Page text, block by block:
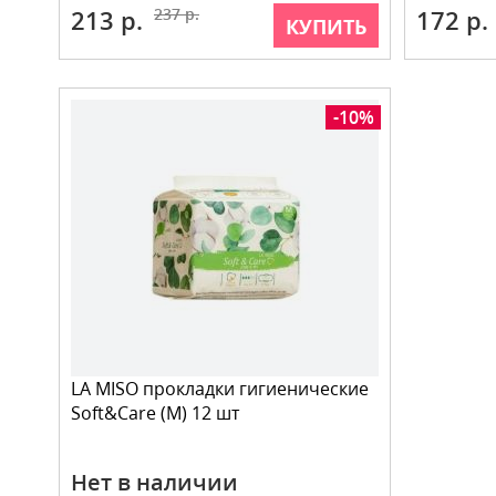
213 р. 237 р. КУПИТЬ 172 р.
-10%
LA MISO прокладки гигиенические
Soft&Care (М) 12 шт
Нет в наличии